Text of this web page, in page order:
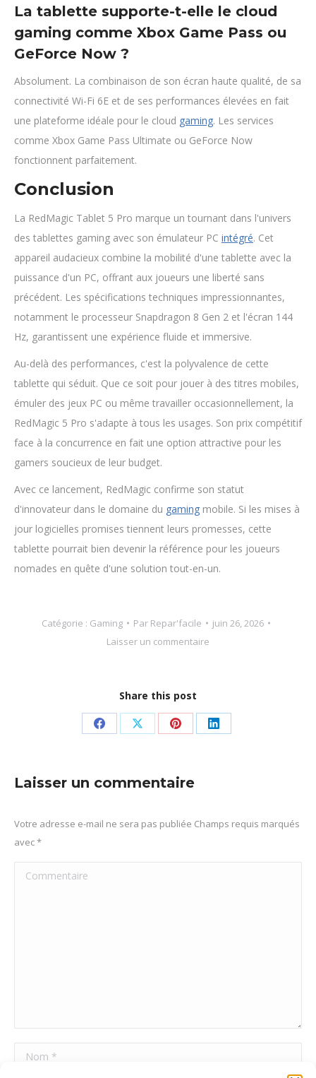
La tablette supporte-t-elle le cloud
gaming comme Xbox Game Pass ou
GeForce Now ?
Absolument. La combinaison de son écran haute qualité, de sa
connectivité Wi-Fi 6E et de ses performances élevées en fait
une plateforme idéale pour le cloud gaming. Les services
comme Xbox Game Pass Ultimate ou GeForce Now
fonctionnent parfaitement.
Conclusion
La RedMagic Tablet 5 Pro marque un tournant dans l'univers
des tablettes gaming avec son émulateur PC intégré. Cet
appareil audacieux combine la mobilité d'une tablette avec la
puissance d'un PC, offrant aux joueurs une liberté sans
précédent. Les spécifications techniques impressionnantes,
notamment le processeur Snapdragon 8 Gen 2 et l'écran 144
Hz, garantissent une expérience fluide et immersive.
Au-delà des performances, c'est la polyvalence de cette
tablette qui séduit. Que ce soit pour jouer à des titres mobiles,
émuler des jeux PC ou même travailler occasionnellement, la
RedMagic 5 Pro s'adapte à tous les usages. Son prix compétitif
face à la concurrence en fait une option attractive pour les
gamers soucieux de leur budget.
Avec ce lancement, RedMagic confirme son statut
d'innovateur dans le domaine du gaming mobile. Si les mises à
jour logicielles promises tiennent leurs promesses, cette
tablette pourrait bien devenir la référence pour les joueurs
nomades en quête d'une solution tout-en-un.
Catégorie : Gaming Par Repar'facile
juin 26, 2026
Laisser un commentaire
Share this post
PartagerPartagerPartager
Pinterest
Partager
Laisser un commentaire
Votre adresse e-mail ne sera pas publiée Champs requis marqués
avec*
Commentaire
Nom *